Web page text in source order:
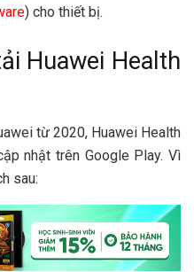
) cho thiết bị.
Huawei Health
từ 2020, Huawei Health
nhật trên Google Play. Vì
sau: